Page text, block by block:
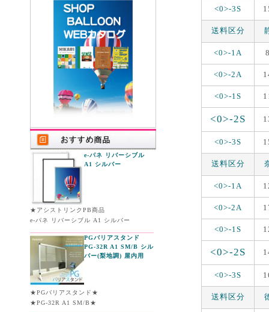
e-パネ リバーシブル
A1 シルバー
★アシストリンクPB商品
e-パネ リバーシブル A1 シルバー
PGバリアスタンド
PG-32R A1 SM/B シル
バー(梨地調) 屋内用
★PGバリアスタンド★
★PG-32R A1 SM/B★
<0>-3S
送料区分
<0>-1A
<0>-2A
<0>-1S
<0>-2S
<0>-3S
送料区分
<0>-1A
<0>-2A
<0>-1S
<0>-2S
<0>-3S
送料区分